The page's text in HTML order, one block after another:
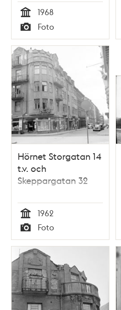
Tid
1968
Typ
Foto
Hörnet Storgatan 14
t.v. och
Skeppargatan 32
Tid
1962
Typ
Foto